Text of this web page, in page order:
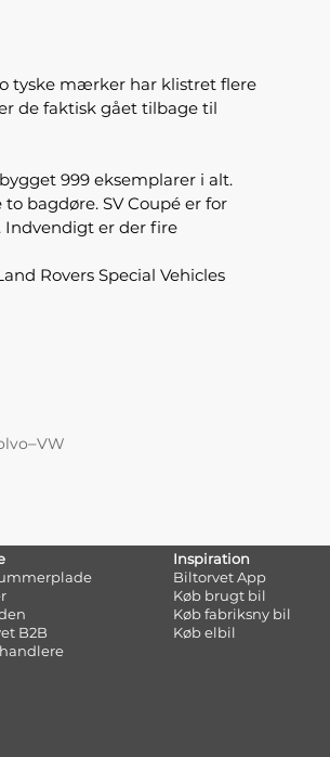
tyske mærker har klistret flere
de faktisk gået tilbage til
999 eksemplarer i alt.
bagdøre. SV Coupé er for
Indvendigt er der fire
Rovers Special Vehicles
–VW
B2B
Inspiration
Biltorvet App
Køb brugt bil
Køb fabriksny bil
Køb elbil